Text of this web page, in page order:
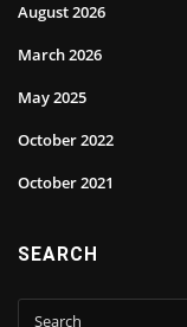
August 2026
March 2026
May 2025
October 2022
October 2021
SEARCH